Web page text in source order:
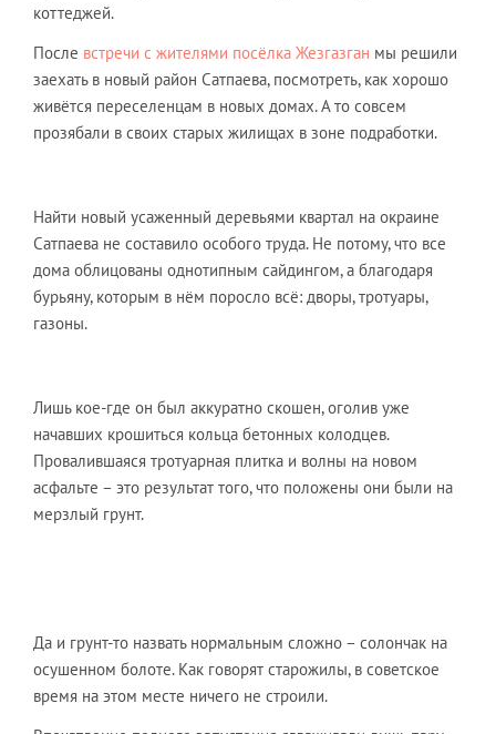
коттеджей.
После встречи с жителями посёлка Жезгазган мы решили
заехать в новый район Сатпаева, посмотреть, как хорошо
живётся переселенцам в новых домах. А то совсем
прозябали в своих старых жилищах в зоне подработки.
Найти новый усаженный деревьями квартал на окраине
Сатпаева не составило особого труда. Не потому, что все
дома облицованы однотипным сайдингом, а благодаря
бурьяну, которым в нём поросло всё: дворы, тротуары,
газоны.
Лишь кое-где он был аккуратно скошен, оголив уже
начавших крошиться кольца бетонных колодцев.
Провалившаяся тротуарная плитка и волны на новом
асфальте – это результат того, что положены они были на
мерзлый грунт.
Да и грунт-то назвать нормальным сложно – солончак на
осушенном болоте. Как говорят старожилы, в советское
время на этом месте ничего не строили.